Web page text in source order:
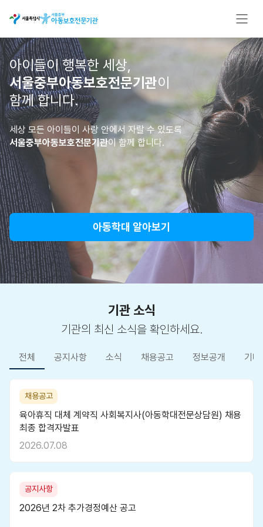
아이들이 행복한 세상,
서울중부아동보호전문기관이
함께 합니다.
세상 모든 아이들이 사랑 안에서 자랄 수 있도록
서울중부아동보호전문기관이 함께 합니다.
아동학대 알아보기
기관 소식
기관의 최신 소식을 확인하세요.
전체 공지사항 소식 채용공고 정보공개 기타
채용공고
육아휴직 대체 계약직 사회복지사(아동학대전문상담원) 채용
최종 합격자발표
2026.07.08
공지사항
2026년 2차 추가경정예산 공고